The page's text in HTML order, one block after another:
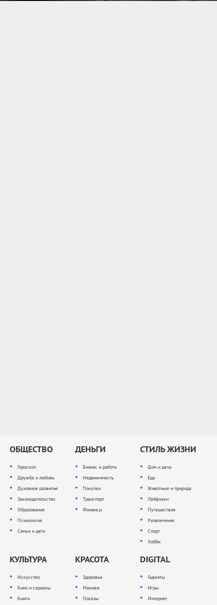
ОБЩЕСТВО
Гороскоп
Дружба и любовь
Духовное развитие
Законодательство
Образование
Психология
Семья и дети
ДЕНЬГИ
Бизнес и работа
Недвижимость
Покупки
Транспорт
Финансы
СТИЛЬ ЖИЗНИ
Дом и дача
Еда
Животные и природа
Лайфхаки
Путешествия
Развлечения
Спорт
Хобби
КУЛЬТУРА
Искусство
Кино и сериалы
Книги
КРАСОТА
Здоровье
Макияж
Показы
DIGITAL
Гаджеты
Игры
Интернет